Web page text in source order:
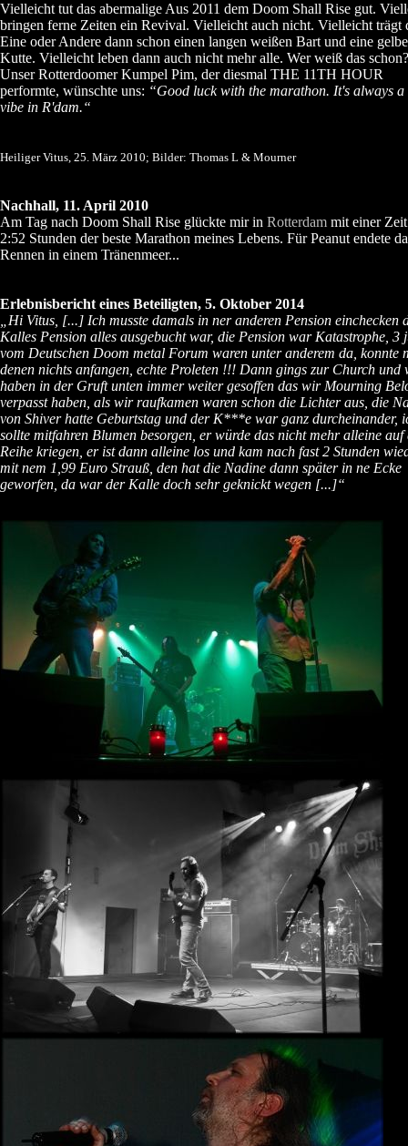
Vielleicht tut das abermalige Aus 2011 dem Doom Shall Rise gut.
bringen ferne Zeiten ein Revival. Vielleicht auch nicht. Vielleicht trägt
Eine oder Andere dann schon einen langen weißen Bart und eine gelbe
Kutte. Vielleicht leben dann auch nicht mehr alle. Wer weiß das schon?
Unser Rotterdoomer Kumpel Pim, der diesmal THE 11TH HOUR
performte, wünschte uns: “Good luck with the marathon. It's always a
vibe in R'dam.“
Heiliger Vitus, 25. März 2010; Bilder: Thomas L & Mourner
Nachhall, 11. April 2010
Am Tag nach Doom Shall Rise glückte mir in Rotterdam mit einer
2:52 Stunden der beste Marathon meines Lebens. Für Peanut endete
Rennen in einem Tränenmeer...
Erlebnisbericht eines Beteiligten, 5. Oktober 2014
„Hi Vitus, [...] Ich musste damals in ner anderen Pension einchecken
Kalles Pension alles ausgebucht war, die Pension war Katastrophe, 3
vom Deutschen Doom metal Forum waren unter anderem da, konnte
denen nichts anfangen, echte Proleten !!! Dann gings zur Church und
haben in der Gruft unten immer weiter gesoffen das wir Mourning
verpasst haben, als wir raufkamen waren schon die Lichter aus, die
von Shiver hatte Geburtstag und der K***e war ganz durcheinander,
sollte mitfahren Blumen besorgen, er würde das nicht mehr alleine auf
Reihe kriegen, er ist dann alleine los und kam nach fast 2 Stunden
mit nem 1,99 Euro Strauß, den hat die Nadine dann später in ne Ecke
geworfen, da war der Kalle doch sehr geknickt wegen [...]“